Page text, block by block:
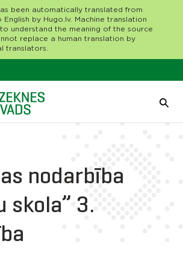
been automatically translated from
English by Hugo.lv. Machine translation
understand the meaning of the source
replace a human translation by
translators.
nodarbība
skola” 3.